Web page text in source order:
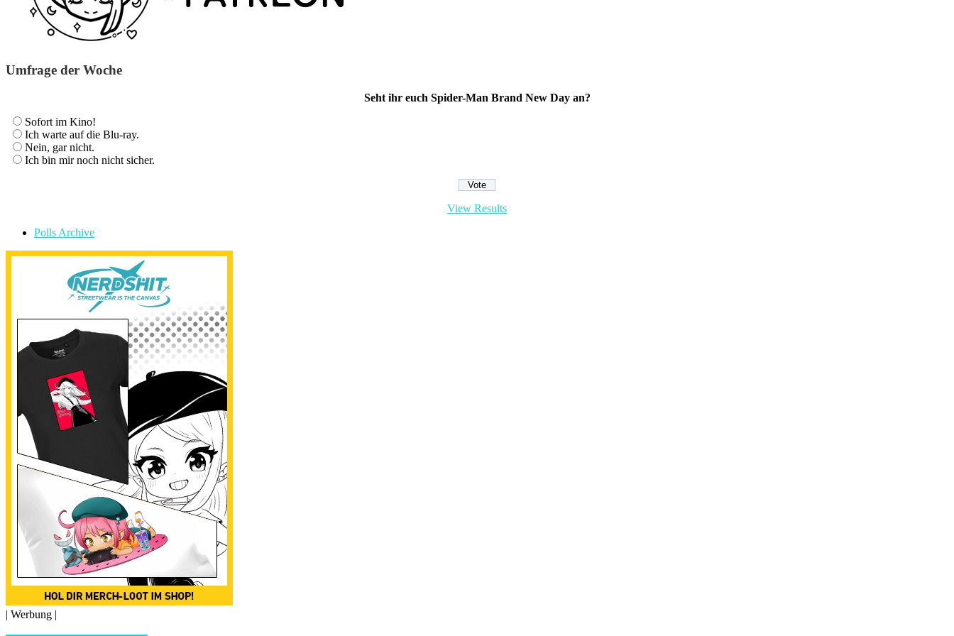
Umfrage der Woche
Seht ihr euch Spider-Man Brand New Day an?
Sofort im Kino!
Ich warte auf die Blu-ray.
Nein, gar nicht.
Ich bin mir noch nicht sicher.
View Results
Polls Archive
| Werbung |